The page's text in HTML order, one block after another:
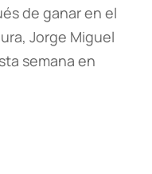
de ganar en el
Jorge Miguel
semana en